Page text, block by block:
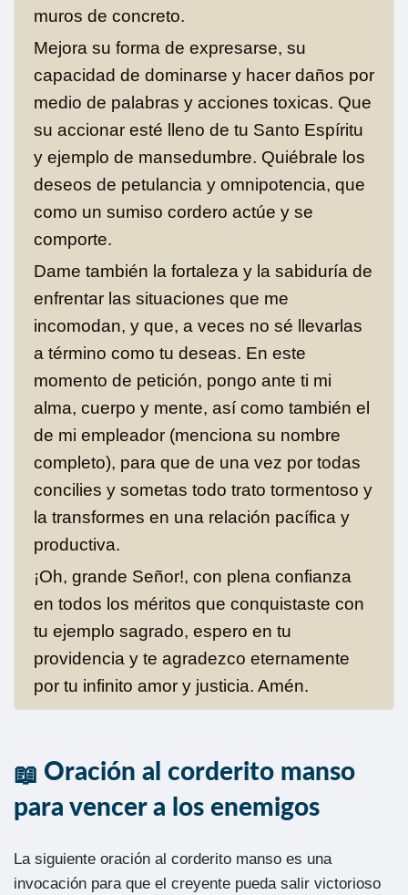
muros de concreto.
Mejora su forma de expresarse, su
capacidad de dominarse y hacer daños por
medio de palabras y acciones toxicas. Que
su accionar esté lleno de tu Santo Espíritu
y ejemplo de mansedumbre. Quiébrale los
deseos de petulancia y omnipotencia, que
como un sumiso cordero actúe y se
comporte.
Dame también la fortaleza y la sabiduría de
enfrentar las situaciones que me
incomodan, y que, a veces no sé llevarlas
a término como tu deseas. En este
momento de petición, pongo ante ti mi
alma, cuerpo y mente, así como también el
de mi empleador (menciona su nombre
completo), para que de una vez por todas
concilies y sometas todo trato tormentoso y
la transformes en una relación pacífica y
productiva.
¡Oh, grande Señor!, con plena confianza
en todos los méritos que conquistaste con
tu ejemplo sagrado, espero en tu
providencia y te agradezco eternamente
por tu infinito amor y justicia. Amén.
Oración al corderito manso
para vencer a los enemigos
La siguiente oración al corderito manso es una
invocación para que el creyente pueda salir victorioso